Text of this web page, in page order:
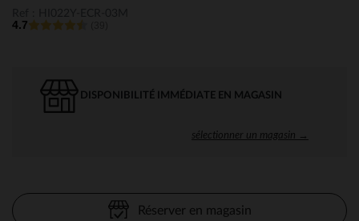
4.7
DISPONIBILITÉ IMMÉDIATE EN MAGASIN
sélectionner un magasin →
Réserver en magasin